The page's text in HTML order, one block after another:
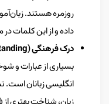
روزمره هستند.
داده و از این کلمات
درک فرهنگی (Cultural Understanding):
بسیاری از عبارات و
انگلیسی زبانان است.